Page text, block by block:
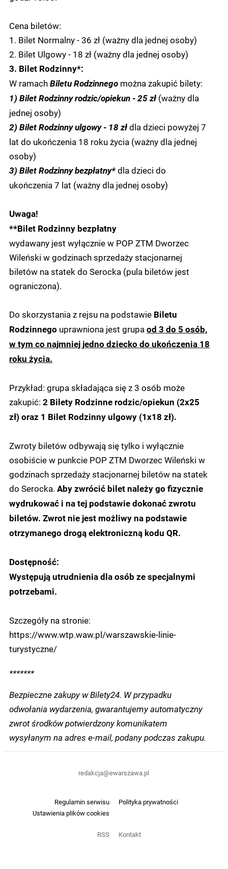
Cena biletów:
1. Bilet Normalny - 36 zł (ważny dla jednej osoby)
2. Bilet Ulgowy - 18 zł (ważny dla jednej osoby)
3. Bilet Rodzinny*:
W ramachBiletu Rodzinnego można zakupić bilety:
1) Bilet Rodzinny rodzic/opiekun - 25 zł(ważny dla
jednej osoby)
2) Bilet Rodzinny ulgowy - 18 złdla dzieci powyżej 7
lat do ukończenia 18 roku życia (ważny dla jednej
osoby)
3) Bilet Rodzinny bezpłatny*dla dzieci do
ukończenia 7 lat (ważny dla jednej osoby)
Uwaga!
**Bilet Rodzinny bezpłatny
wydawany jest wyłącznie w POP ZTM Dworzec
Wileński w godzinach sprzedaży stacjonarnej
biletów na statek do Serocka (pula biletów jest
ograniczona).
Do skorzystania z rejsu na podstawie Biletu
Rodzinnego uprawniona jest grupa od 3 do 5 osób,
w tym co najmniej jedno dziecko do ukończenia 18
roku życia.
Przykład: grupa składająca się z 3 osób może
zakupić: 2 Bilety Rodzinne rodzic/opiekun (2x25
zł) oraz 1 Bilet Rodzinny ulgowy (1x18 zł).
Zwroty biletów odbywają się tylko i wyłącznie
osobiście w punkcie POP ZTM Dworzec Wileński w
godzinach sprzedaży stacjonarnej biletów na statek
do Serocka. Aby zwrócić bilet należy go fizycznie
wydrukować i na tej podstawie dokonać zwrotu
biletów. Zwrot nie jest możliwy na podstawie
otrzymanego drogą elektroniczną kodu QR.
Dostępność:
Występują utrudnienia dla osób ze specjalnymi
potrzebami.
Szczegóły na stronie:
https://www.wtp.waw.pl/warszawskie-linie-
turystyczne/
*******
Bezpieczne zakupy w Bilety24. W przypadku
odwołania wydarzenia, gwarantujemy automatyczny
zwrot środków potwierdzony komunikatem
wysyłanym na adres e-mail, podany podczas zakupu.
Regulamin serwisu
Polityka prywatności
Ustawienia plików cookies
RSS Kontakt
redakcja@ewarszawa.pl